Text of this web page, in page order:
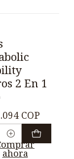
2 En 1
COP
ahora